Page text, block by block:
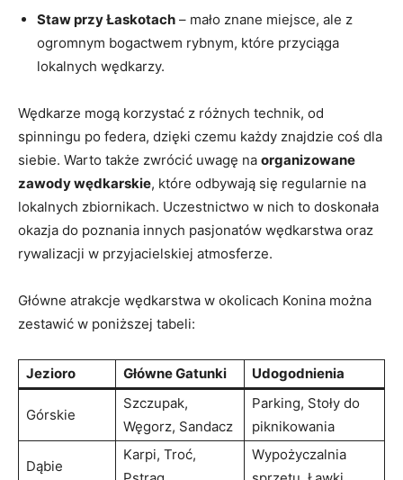
Staw przy Łaskotach – mało ⁣znane miejsce, ale z
ogromnym ​bogactwem rybnym, które ⁢przyciąga⁤
lokalnych wędkarzy.
Wędkarze mogą ‌korzystać z ⁣różnych technik, od​
spinningu po federa, ⁤dzięki‍ czemu ‌każdy⁤ znajdzie coś dla​
siebie. Warto ‌także zwrócić‌ uwagę na organizowane
zawody wędkarskie, które odbywają się regularnie na
lokalnych zbiornikach. ​Uczestnictwo w nich to doskonała⁤
okazja ​do​ poznania innych pasjonatów wędkarstwa oraz
rywalizacji⁤ w przyjacielskiej atmosferze.
Główne atrakcje wędkarstwa w⁣ okolicach Konina można
zestawić w poniższej tabeli:
Jezioro Główne Gatunki Udogodnienia
Górskie
Szczupak,
‌Węgorz, Sandacz
Parking,⁢ Stoły do
piknikowania
Dąbie
Karpi, Troć,
Wypożyczalnia